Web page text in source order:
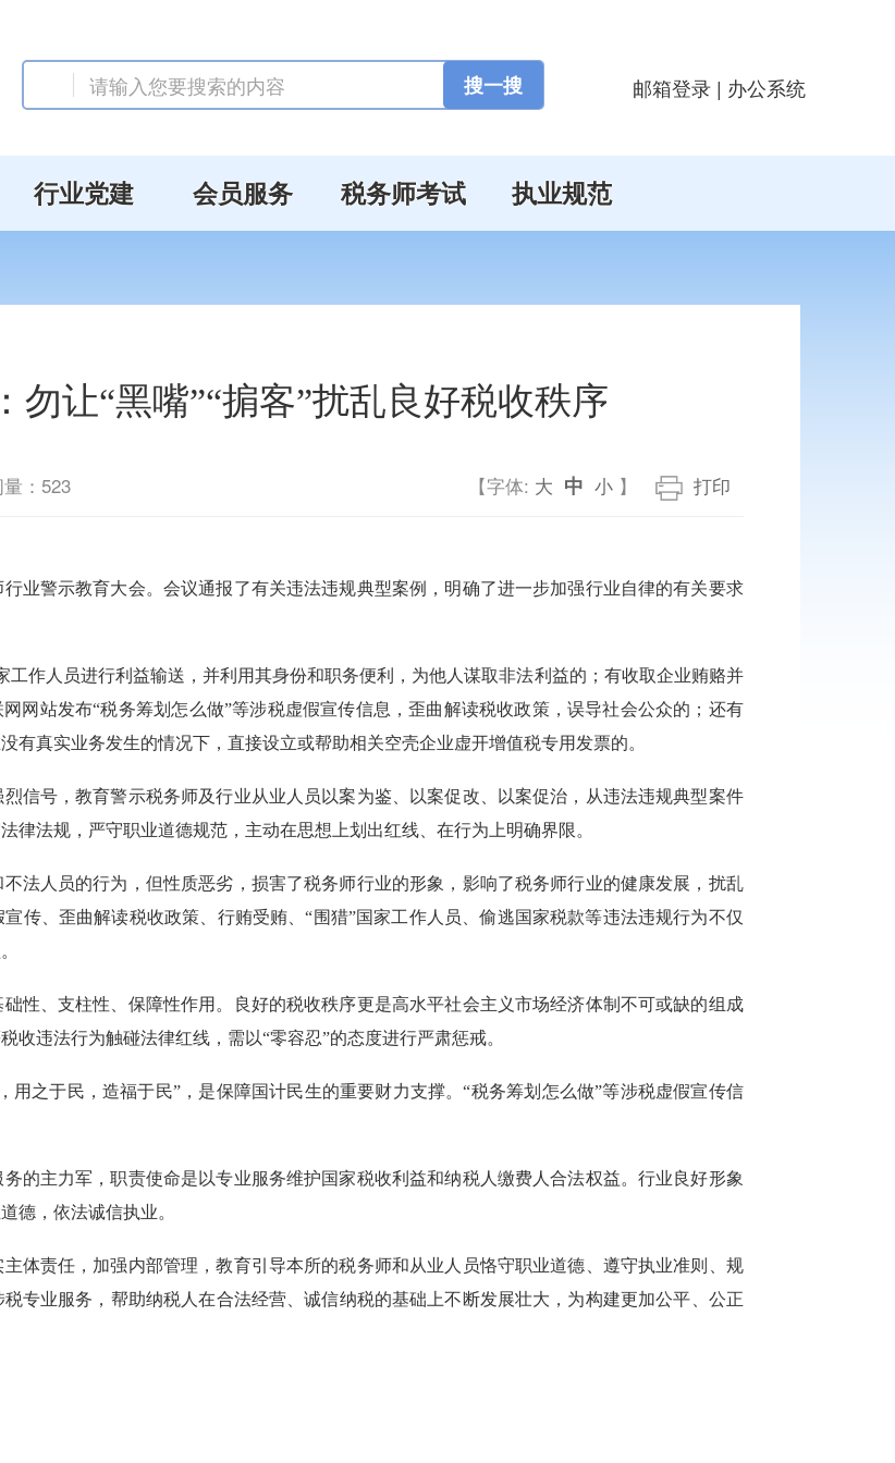
邮箱登录 | 办公系统
行业党建 会员服务 税务师考试 执业规范
勿让“黑嘴”“掮客”扰乱良好税收秩序
： 523 【字体: 大 中 小 】 打印
业警示教育大会。会议通报了有关违法违规典型案例，明确了进一步加强行业自律的有关要求
作人员进行利益输送，并利用其身份和职务便利，为他人谋取非法利益的；有收取企业贿赂并
网站发布“税务筹划怎么做”等涉税虚假宣传信息，歪曲解读税收政策，误导社会公众的；还有
有真实业务发生的情况下，直接设立或帮助相关空壳企业虚开增值税专用发票的。
信号，教育警示税务师及行业从业人员以案为鉴、以案促改、以案促治，从违法违规典型案件
律法规，严守职业道德规范，主动在思想上划出红线、在行为上明确界限。
法人员的行为，但性质恶劣，损害了税务师行业的形象，影响了税务师行业的健康发展，扰乱
传、歪曲解读税收政策、行贿受贿、“围猎”国家工作人员、偷逃国家税款等违法违规行为不仅
性、支柱性、保障性作用。良好的税收秩序更是高水平社会主义市场经济体制不可或缺的组成
收违法行为触碰法律红线，需以“零容忍”的态度进行严肃惩戒。
用之于民，造福于民”，是保障国计民生的重要财力支撑。“税务筹划怎么做”等涉税虚假宣传信
的主力军，职责使命是以专业服务维护国家税收利益和纳税人缴费人合法权益。行业良好形象
德，依法诚信执业。
体责任，加强内部管理，教育引导本所的税务师和从业人员恪守职业道德、遵守执业准则、规
专业服务，帮助纳税人在合法经营、诚信纳税的基础上不断发展壮大，为构建更加公平、公正